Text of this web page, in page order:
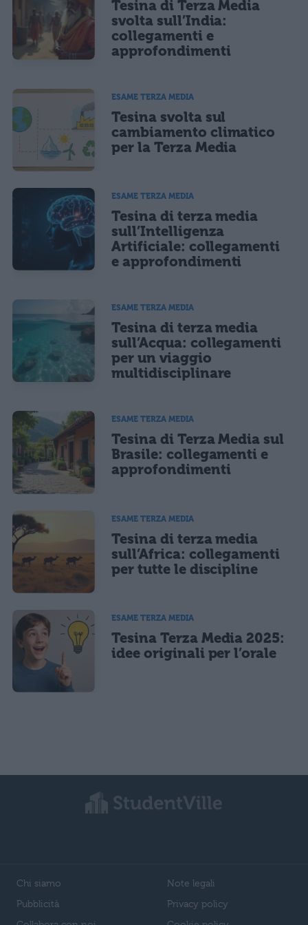
Tesina di Terza Media
svolta sull’India:
collegamenti e
approfondimenti
ESAME TERZA MEDIA
Tesina svolta sul
cambiamento climatico
per la Terza Media
ESAME TERZA MEDIA
Tesina di terza media
sull’Intelligenza
Artificiale: collegamenti
e approfondimenti
ESAME TERZA MEDIA
Tesina di terza media
sull’Acqua: collegamenti
per un viaggio
multidisciplinare
ESAME TERZA MEDIA
Tesina di Terza Media sul
Brasile: collegamenti e
approfondimenti
ESAME TERZA MEDIA
Tesina di terza media
sull’Africa: collegamenti
per tutte le discipline
ESAME TERZA MEDIA
Tesina Terza Media 2025:
idee originali per l’orale
Chi siamo
Pubblicità
Note legali
Privacy policy